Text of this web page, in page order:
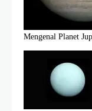
Mengenal Planet